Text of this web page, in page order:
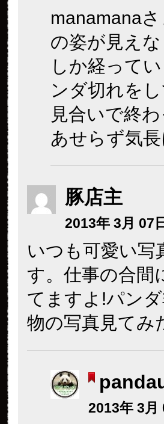
manamana
の姿が見え
しか経って
ンダ切れを
見合いで終
あせらず気
豚店主
2013年 3月 07
いつも可愛い写
す。仕事の合間
てますよ!パン
物の写真見てみ
2013年 3月